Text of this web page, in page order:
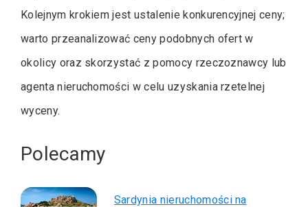
Kolejnym krokiem jest ustalenie konkurencyjnej ceny;
warto przeanalizować ceny podobnych ofert w
okolicy oraz skorzystać z pomocy rzeczoznawcy lub
agenta nieruchomości w celu uzyskania rzetelnej
wyceny.
Polecamy
Sardynia nieruchomości na